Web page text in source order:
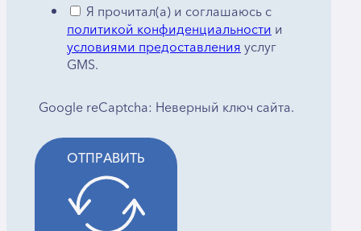
Я прочитал(а) и соглашаюсь с
политикой конфиденциальностии
условиями предоставленияуслуг
GMS.
Google reCaptcha: Неверный ключ сайта.
ОТПРАВИТЬ